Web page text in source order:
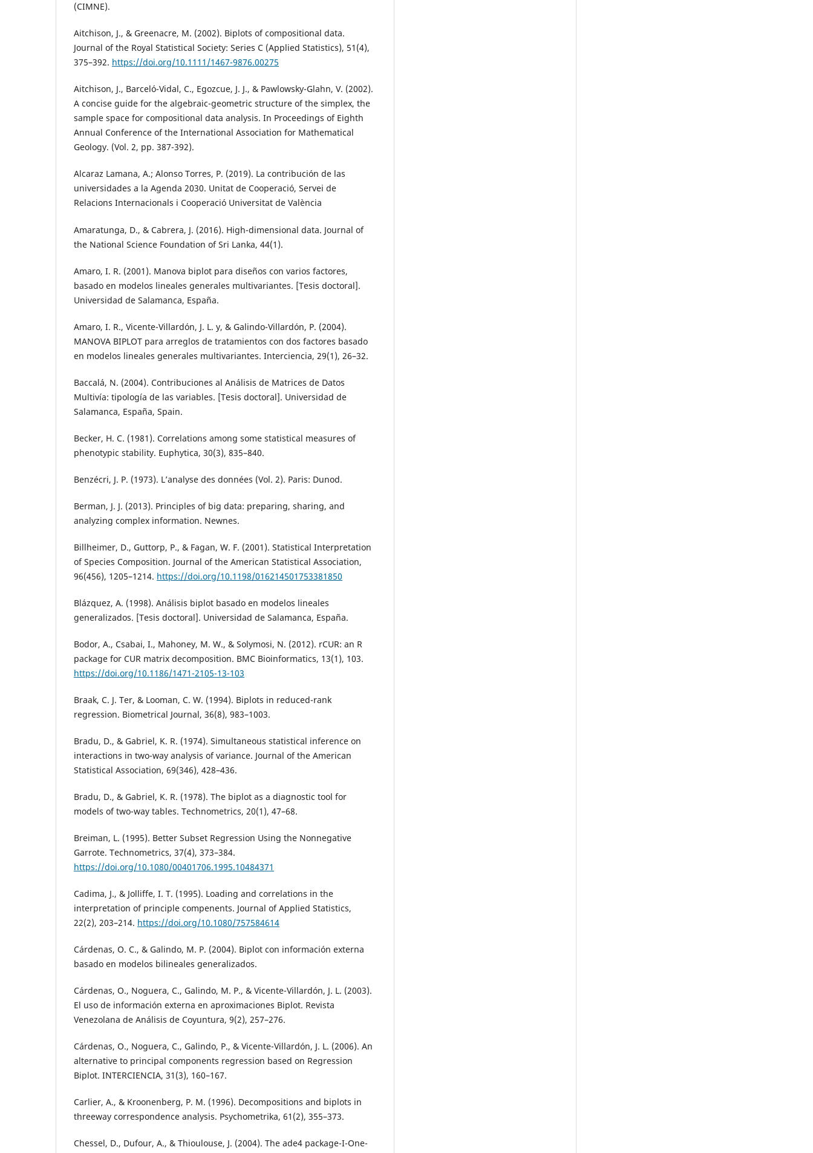
(CIMNE).
Aitchison, J., & Greenacre, M. (2002). Biplots of compositional data.
Journal of the Royal Statistical Society: Series C (Applied Statistics), 51(4),
375–392. https://doi.org/10.1111/1467-9876.00275
Aitchison, J., Barceló-Vidal, C., Egozcue, J. J., & Pawlowsky-Glahn, V. (2002).
A concise guide for the algebraic-geometric structure of the simplex, the
sample space for compositional data analysis. In Proceedings of Eighth
Annual Conference of the International Association for Mathematical
Geology. (Vol. 2, pp. 387-392).
Alcaraz Lamana, A.; Alonso Torres, P. (2019). La contribución de las
universidades a la Agenda 2030. Unitat de Cooperació, Servei de
Relacions Internacionals i Cooperació Universitat de València
Amaratunga, D., & Cabrera, J. (2016). High-dimensional data. Journal of
the National Science Foundation of Sri Lanka, 44(1).
Amaro, I. R. (2001). Manova biplot para diseños con varios factores,
basado en modelos lineales generales multivariantes. [Tesis doctoral].
Universidad de Salamanca, España.
Amaro, I. R., Vicente-Villardón, J. L. y, & Galindo-Villardón, P. (2004).
MANOVA BIPLOT para arreglos de tratamientos con dos factores basado
en modelos lineales generales multivariantes. Interciencia, 29(1), 26–32.
Baccalá, N. (2004). Contribuciones al Análisis de Matrices de Datos
Multivía: tipología de las variables. [Tesis doctoral]. Universidad de
Salamanca, España, Spain.
Becker, H. C. (1981). Correlations among some statistical measures of
phenotypic stability. Euphytica, 30(3), 835–840.
Benzécri, J. P. (1973). L’analyse des données (Vol. 2). Paris: Dunod.
Berman, J. J. (2013). Principles of big data: preparing, sharing, and
analyzing complex information. Newnes.
Billheimer, D., Guttorp, P., & Fagan, W. F. (2001). Statistical Interpretation
of Species Composition. Journal of the American Statistical Association,
96(456), 1205–1214. https://doi.org/10.1198/016214501753381850
Blázquez, A. (1998). Análisis biplot basado en modelos lineales
generalizados. [Tesis doctoral]. Universidad de Salamanca, España.
Bodor, A., Csabai, I., Mahoney, M. W., & Solymosi, N. (2012). rCUR: an R
package for CUR matrix decomposition. BMC Bioinformatics, 13(1), 103.
https://doi.org/10.1186/1471-2105-13-103
Braak, C. J. Ter, & Looman, C. W. (1994). Biplots in reduced-rank
regression. Biometrical Journal, 36(8), 983–1003.
Bradu, D., & Gabriel, K. R. (1974). Simultaneous statistical inference on
interactions in two-way analysis of variance. Journal of the American
Statistical Association, 69(346), 428–436.
Bradu, D., & Gabriel, K. R. (1978). The biplot as a diagnostic tool for
models of two-way tables. Technometrics, 20(1), 47–68.
Breiman, L. (1995). Better Subset Regression Using the Nonnegative
Garrote. Technometrics, 37(4), 373–384.
https://doi.org/10.1080/00401706.1995.10484371
Cadima, J., & Jolliffe, I. T. (1995). Loading and correlations in the
interpretation of principle compenents. Journal of Applied Statistics,
22(2), 203–214. https://doi.org/10.1080/757584614
Cárdenas, O. C., & Galindo, M. P. (2004). Biplot con información externa
basado en modelos bilineales generalizados.
Cárdenas, O., Noguera, C., Galindo, M. P., & Vicente-Villardón, J. L. (2003).
El uso de información externa en aproximaciones Biplot. Revista
Venezolana de Análisis de Coyuntura, 9(2), 257–276.
Cárdenas, O., Noguera, C., Galindo, P., & Vicente-Villardón, J. L. (2006). An
alternative to principal components regression based on Regression
Biplot. INTERCIENCIA, 31(3), 160–167.
Carlier, A., & Kroonenberg, P. M. (1996). Decompositions and biplots in
threeway correspondence analysis. Psychometrika, 61(2), 355–373.
Chessel, D., Dufour, A., & Thioulouse, J. (2004). The ade4 package-I-One-